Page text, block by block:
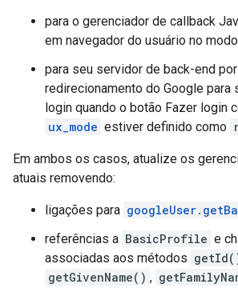
para o gerenciador de callback
em navegador do usuário no
para seu servidor de back-end
redirecionamento do Google para
login quando o botão Fazer login
ux_mode estiver definido como
Em ambos os casos, atualize os
atuais removendo:
ligações para
referências a BasicProfile e
associadas aos métodos
getGivenName() ,